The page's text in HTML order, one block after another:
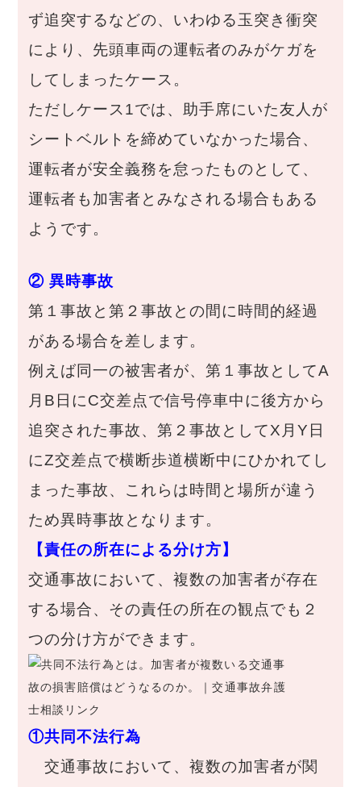
ず追突するなどの、いわゆる玉突き衝突
により、先頭車両の運転者のみがケガを
してしまったケース。
ただしケース1では、助手席にいた友人が
シートベルトを締めていなかった場合、
運転者が安全義務を怠ったものとして、
運転者も加害者とみなされる場合もある
ようです。
② 異時事故
第１事故と第２事故との間に時間的経過
がある場合を差します。
例えば同一の被害者が、第１事故としてA
月B日にC交差点で信号停車中に後方から
追突された事故、第２事故としてX月Y日
にZ交差点で横断歩道横断中にひかれてし
まった事故、これらは時間と場所が違う
ため異時事故となります。
【責任の所在による分け方】
交通事故において、複数の加害者が存在
する場合、その責任の所在の観点でも２
つの分け方ができます。
①共同不法行為
交通事故において、複数の加害者が関